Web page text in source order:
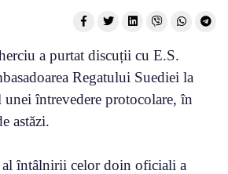
a purtat discuții cu E.S.
Regatului Suediei la
întrevedere protocolare, în
astăzi.
întâlnirii celor doin oficiali a